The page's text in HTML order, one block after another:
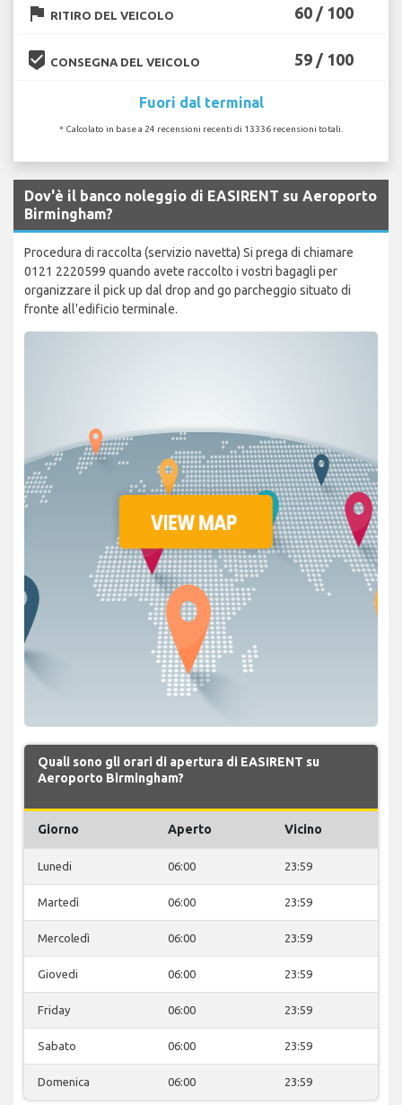
flag RITIRO DEL VEICOLO 60 / 100
beenhere CONSEGNA DEL VEICOLO 59 / 100
Fuori dal terminal
* Calcolato in base a 24 recensioni recenti di 13336 recensioni totali.
Dov'è il banco noleggio di EASIRENT su Aeroporto
Birmingham?
Procedura di raccolta (servizio navetta) Si prega di chiamare
0121 2220599 quando avete raccolto i vostri bagagli per
organizzare il pick up dal drop and go parcheggio situato di
fronte all'edificio terminale.
Quali sono gli orari di apertura di EASIRENT su
Aeroporto Birmingham?
Giorno Aperto Vicino
Lunedi 06:00 23:59
Martedì 06:00 23:59
Mercoledì 06:00 23:59
Giovedi 06:00 23:59
Friday 06:00 23:59
Sabato 06:00 23:59
Domenica 06:00 23:59